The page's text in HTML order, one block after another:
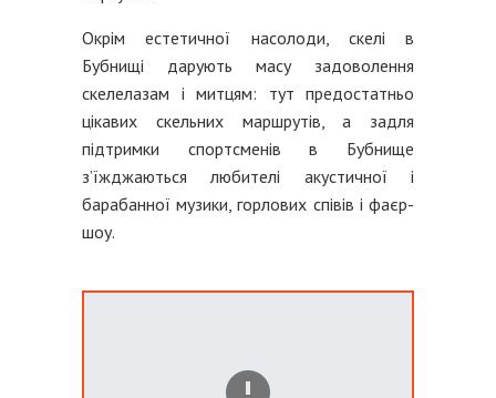
Окрім естетичної насолоди, скелі в
Бубнищі дарують масу задоволення
скелелазам і митцям: тут предостатньо
цікавих скельних маршрутів, а задля
підтримки спортсменів в Бубнище
з’їжджаються любителі акустичної і
барабанної музики, горлових співів і фаєр-
шоу.